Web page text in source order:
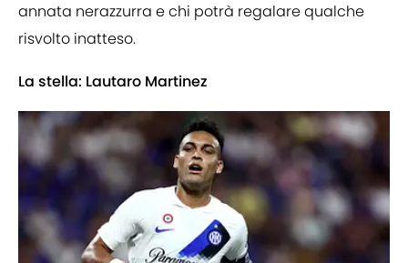
annata nerazzurra e chi potrà regalare qualche
risvolto inatteso.
La stella: Lautaro Martinez